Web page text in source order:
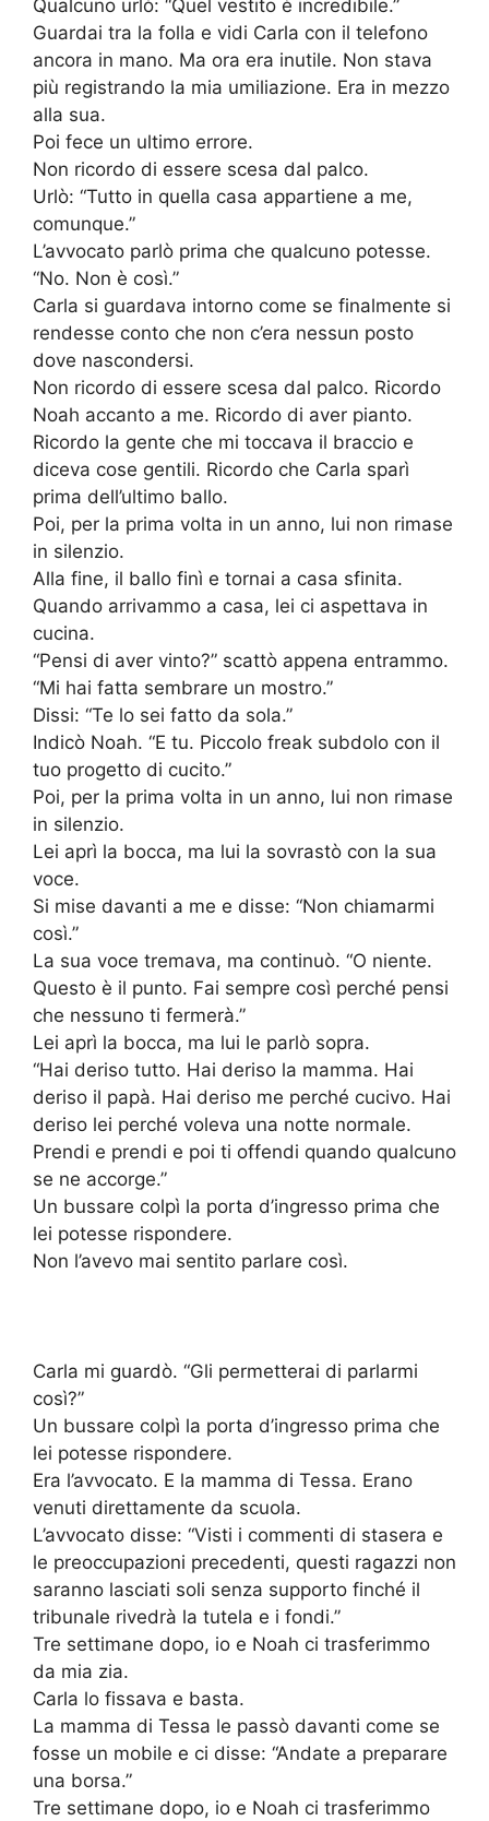
Qualcuno urlò: “Quel vestito è incredibile.”
Guardai tra la folla e vidi Carla con il telefono
ancora in mano. Ma ora era inutile. Non stava
più registrando la mia umiliazione. Era in mezzo
alla sua.
Poi fece un ultimo errore.
Non ricordo di essere scesa dal palco.
Urlò: “Tutto in quella casa appartiene a me,
comunque.”
L’avvocato parlò prima che qualcuno potesse.
“No. Non è così.”
Carla si guardava intorno come se finalmente si
rendesse conto che non c’era nessun posto
dove nascondersi.
Non ricordo di essere scesa dal palco. Ricordo
Noah accanto a me. Ricordo di aver pianto.
Ricordo la gente che mi toccava il braccio e
diceva cose gentili. Ricordo che Carla sparì
prima dell’ultimo ballo.
Poi, per la prima volta in un anno, lui non rimase
in silenzio.
Alla fine, il ballo finì e tornai a casa sfinita.
Quando arrivammo a casa, lei ci aspettava in
cucina.
“Pensi di aver vinto?” scattò appena entrammo.
“Mi hai fatta sembrare un mostro.”
Dissi: “Te lo sei fatto da sola.”
Indicò Noah. “E tu. Piccolo freak subdolo con il
tuo progetto di cucito.”
Poi, per la prima volta in un anno, lui non rimase
in silenzio.
Lei aprì la bocca, ma lui la sovrastò con la sua
voce.
Si mise davanti a me e disse: “Non chiamarmi
così.”
La sua voce tremava, ma continuò. “O niente.
Questo è il punto. Fai sempre così perché pensi
che nessuno ti fermerà.”
Lei aprì la bocca, ma lui le parlò sopra.
“Hai deriso tutto. Hai deriso la mamma. Hai
deriso il papà. Hai deriso me perché cucivo. Hai
deriso lei perché voleva una notte normale.
Prendi e prendi e poi ti offendi quando qualcuno
se ne accorge.”
Un bussare colpì la porta d’ingresso prima che
lei potesse rispondere.
Non l’avevo mai sentito parlare così.
Carla mi guardò. “Gli permetterai di parlarmi
così?”
Un bussare colpì la porta d’ingresso prima che
lei potesse rispondere.
Era l’avvocato. E la mamma di Tessa. Erano
venuti direttamente da scuola.
L’avvocato disse: “Visti i commenti di stasera e
le preoccupazioni precedenti, questi ragazzi non
saranno lasciati soli senza supporto finché il
tribunale rivedrà la tutela e i fondi.”
Tre settimane dopo, io e Noah ci trasferimmo
da mia zia.
Carla lo fissava e basta.
La mamma di Tessa le passò davanti come se
fosse un mobile e ci disse: “Andate a preparare
una borsa.”
Tre settimane dopo, io e Noah ci trasferimmo